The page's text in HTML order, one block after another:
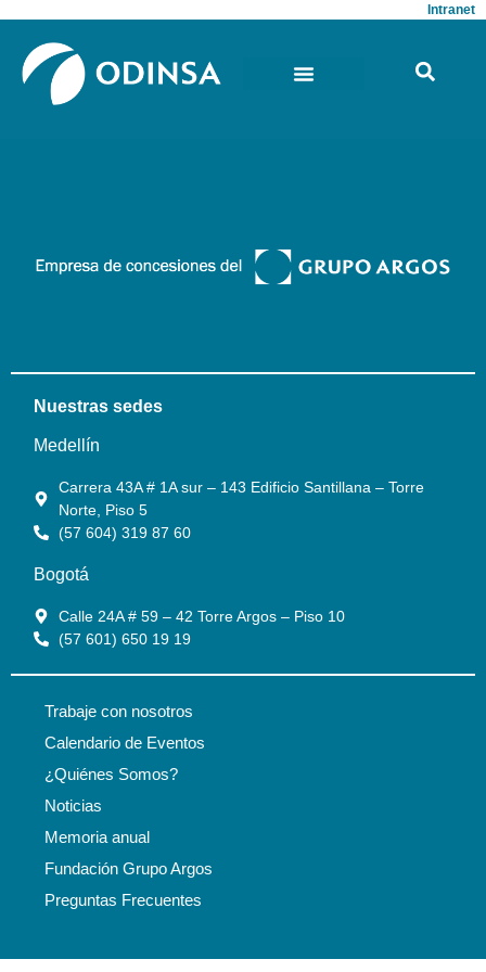
Intranet
Nuestras sedes
Medellín
Carrera 43A # 1A sur – 143 Edificio Santillana – Torre
Norte, Piso 5
(57 604) 319 87 60
Bogotá
Calle 24A # 59 – 42 Torre Argos – Piso 10
(57 601) 650 19 19
Trabaje con nosotros
Calendario de Eventos
¿Quiénes Somos?
Noticias
Memoria anual
Fundación Grupo Argos
Preguntas Frecuentes